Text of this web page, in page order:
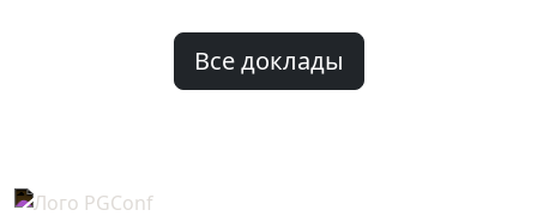
Все доклады